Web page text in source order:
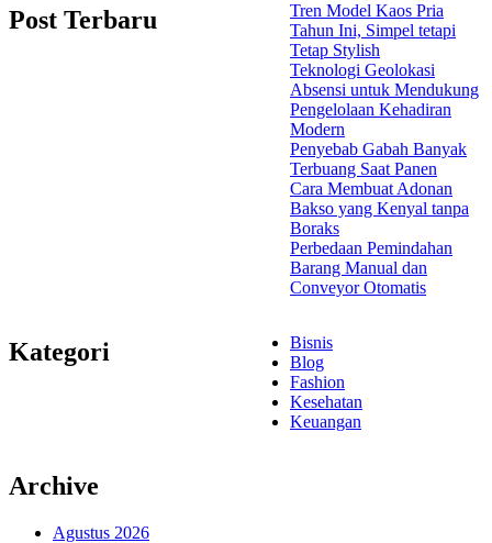
Post Terbaru
Tren Model Kaos Pria
Tahun Ini, Simpel tetapi
Tetap Stylish
Teknologi Geolokasi
Absensi untuk Mendukung
Pengelolaan Kehadiran
Modern
Penyebab Gabah Banyak
Terbuang Saat Panen
Cara Membuat Adonan
Bakso yang Kenyal tanpa
Boraks
Perbedaan Pemindahan
Barang Manual dan
Conveyor Otomatis
Kategori
Bisnis
Blog
Fashion
Kesehatan
Keuangan
Archive
Agustus 2026